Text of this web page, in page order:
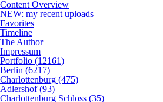
Content Overview
NEW: my recent uploads
Favorites
Timeline
The Author
Impressum
Portfolio (12161)
Berlin (6217)
Charlottenburg (475)
Adlershof (93)
Charlottenburg Schloss (35)